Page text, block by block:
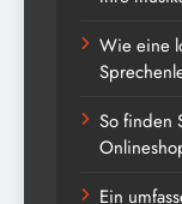
Wie eine
So finden
Ein